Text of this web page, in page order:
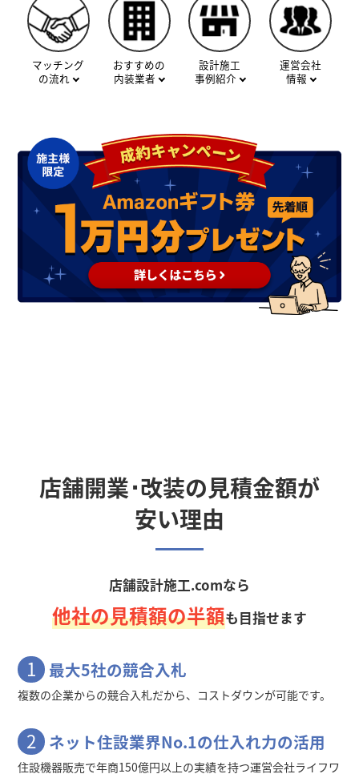
マッチング
の流れ
おすすめの
内装業者
設計施工
事例紹介
運営会社
情報
店舗開業･改装の見積金額が
安い理由
店舗設計施工.comなら
他社の見積額の半額も目指せます
1 最大5社の競合入札
複数の企業からの競合入札だから、コストダウンが可能です。
2 ネット住設業界No.1の仕入れ力の活用
住設機器販売で年商150億円以上の実績を持つ運営会社ライフワ